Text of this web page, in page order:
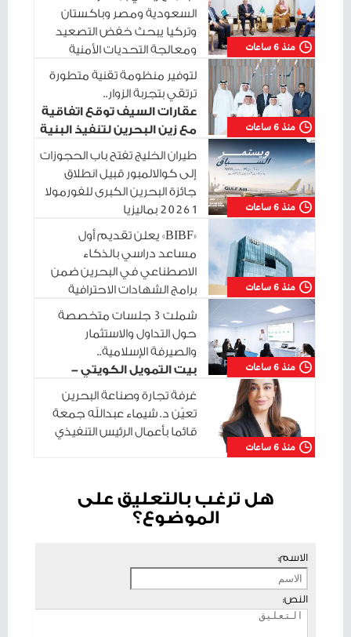
منذ 6 ساعات
السعودية ومصر وباكستان
وتركيا يبحث خفض التصعيد
ومعالجة التحديات الأمنية
الراهنة
منذ 6 ساعات
لتوفير منظومة تقنية متطورة
ترتقي بتجربة الزوار..
عقارات السيف توقع اتفاقية
مع زين البحرين لتنفيذ البنية
التحتية الرقمية
منذ 6 ساعات
طيران الخليج تفتح باب الحجوزات
إلى كوالالمبور قبيل انطلاق
جائزة البحرين الكبرى للفورمولا
1 2026 بماليزيا
منذ 6 ساعات
«BIBF» يعلن تقديم أول
مساعد دراسي بالذكاء
الاصطناعي في البحرين ضمن
برامج الشهادات الاحترافية
منذ 6 ساعات
شملت 3 جلسات متخصصة
حول التداول والاستثمار
والصيرفة الإسلامية..
بيت التمويل الكويتي -
البحرين يختتم سلسلة جلساته التدريبية في
مدينة شباب 2030
منذ 6 ساعات
غرفة تجارة وصناعة البحرين
تعيّن د. شيماء عبدالله جمعة
قائما بأعمال الرئيس التنفيذي
هل ترغب بالتعليق على
الموضوع؟
الاسم:
النص: